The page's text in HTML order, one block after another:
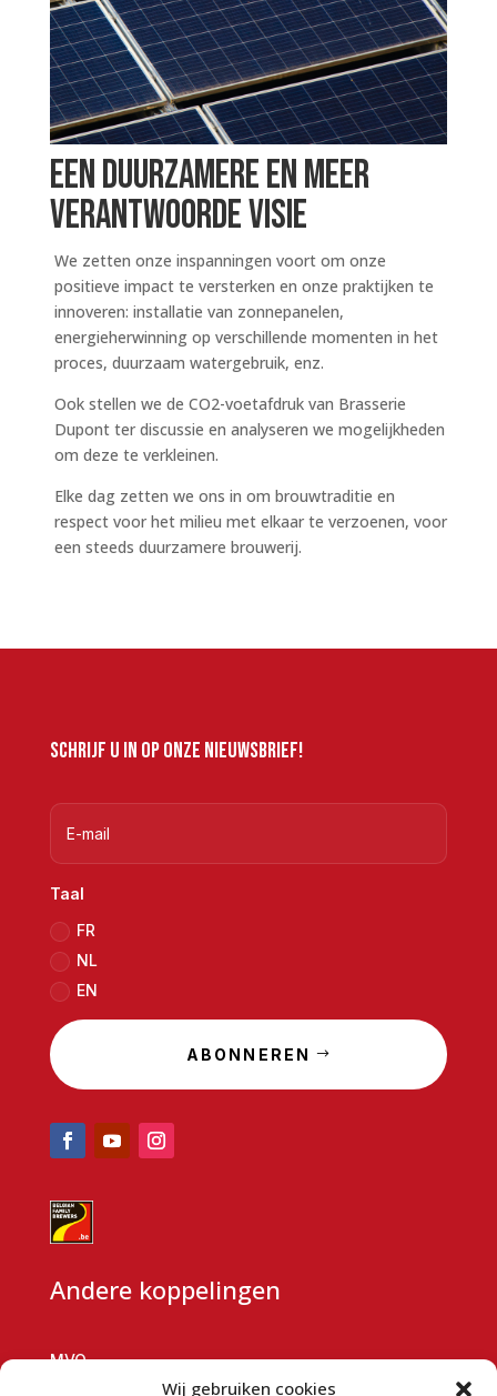
Wij gebruiken cookies
een duurzamere en meer
verantwoorde visie
We zetten onze inspanningen voort om onze
positieve impact te versterken en onze praktijken te
innoveren: installatie van zonnepanelen,
energieherwinning op verschillende momenten in het
proces, duurzaam watergebruik, enz.
Ook stellen we de CO2-voetafdruk van Brasserie
Dupont ter discussie en analyseren we mogelijkheden
om deze te verkleinen.
Elke dag zetten we ons in om brouwtraditie en
respect voor het milieu met elkaar te verzoenen, voor
een steeds duurzamere brouwerij.
Schrijf u in op onze nieuwsbrief!
Taal
FR
NL
EN
ABONNEREN
Andere koppelingen
MVO